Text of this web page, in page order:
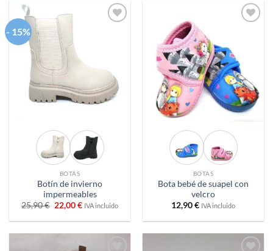
- 15%
BOTAS
Botín de invierno
impermeables
25,90€ El
precio
original
25,90 €.
22,00€El
actual
22,00 €.
IVA incluido
BOTAS
Bota bebé de suapel con
velcro
12,90€ IVA incluido